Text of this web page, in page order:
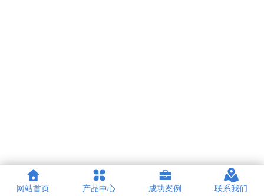
网站首页 产品中心 成功案例 联系我们